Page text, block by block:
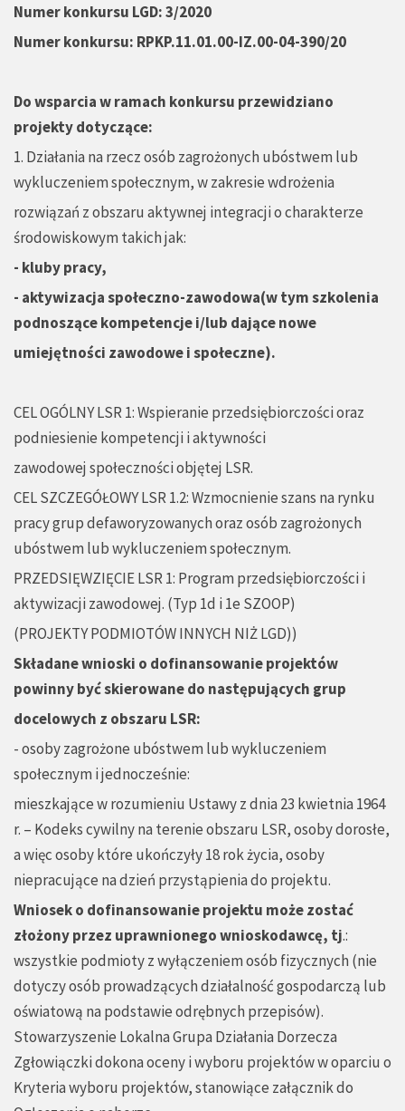
Numer konkursu LGD: 3/2020
Numer konkursu: RPKP.11.01.00-IZ.00-04-390/20
Do wsparcia w ramach konkursu przewidziano
projekty dotyczące:
1. Działania na rzecz osób zagrożonych ubóstwem lub
wykluczeniem społecznym, w zakresie wdrożenia
rozwiązań z obszaru aktywnej integracji o charakterze
środowiskowym takich jak:
- kluby pracy,
- aktywizacja społeczno-zawodowa(w tym szkolenia
podnoszące kompetencje i/lub dające nowe
umiejętności zawodowe i społeczne).
CEL OGÓLNY LSR 1: Wspieranie przedsiębiorczości oraz
podniesienie kompetencji i aktywności
zawodowej społeczności objętej LSR.
CEL SZCZEGÓŁOWY LSR 1.2: Wzmocnienie szans na rynku
pracy grup defaworyzowanych oraz osób zagrożonych
ubóstwem lub wykluczeniem społecznym.
PRZEDSIĘWZIĘCIE LSR 1: Program przedsiębiorczości i
aktywizacji zawodowej. (Typ 1d i 1e SZOOP)
(PROJEKTY PODMIOTÓW INNYCH NIŻ LGD))
Składane wnioski o dofinansowanie projektów
powinny byćskierowane do następujących grup
docelowych z obszaru LSR:
- osoby zagrożone ubóstwem lub wykluczeniem
społecznym i jednocześnie:
mieszkające w rozumieniu Ustawy z dnia 23 kwietnia 1964
r. – Kodeks cywilny na terenie obszaru LSR, osoby dorosłe,
a więc osoby które ukończyły 18 rok życia, osoby
niepracujące na dzień przystąpienia do projektu.
Wniosek o dofinansowanie projektu może zostać
złożony przez uprawnionego wnioskodawcę, tj.:
wszystkie podmioty z wyłączeniem osób fizycznych (nie
dotyczy osób prowadzących działalność gospodarczą lub
oświatową na podstawie odrębnych przepisów).
Stowarzyszenie Lokalna Grupa Działania Dorzecza
Zgłowiączki dokona oceny i wyboru projektów w oparciu o
Kryteria wyboru projektów, stanowiące załącznik do